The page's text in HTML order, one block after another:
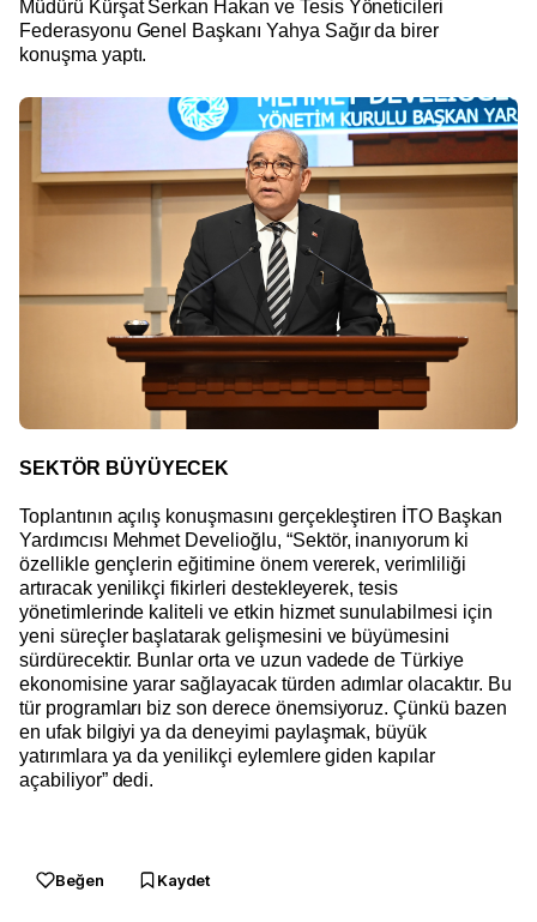
Müdürü Kürşat Serkan Hakan ve Tesis Yöneticileri
Federasyonu Genel Başkanı Yahya Sağır da birer
konuşma yaptı.
SEKTÖR BÜYÜYECEK
Toplantının açılış konuşmasını gerçekleştiren İTO Başkan
Yardımcısı Mehmet Develioğlu, “Sektör, inanıyorum ki
özellikle gençlerin eğitimine önem vererek, verimliliği
artıracak yenilikçi fikirleri destekleyerek, tesis
yönetimlerinde kaliteli ve etkin hizmet sunulabilmesi için
yeni süreçler başlatarak gelişmesini ve büyümesini
sürdürecektir. Bunlar orta ve uzun vadede de Türkiye
ekonomisine yarar sağlayacak türden adımlar olacaktır. Bu
tür programları biz son derece önemsiyoruz. Çünkü bazen
en ufak bilgiyi ya da deneyimi paylaşmak, büyük
yatırımlara ya da yenilikçi eylemlere giden kapılar
açabiliyor” dedi.
Beğen Kaydet